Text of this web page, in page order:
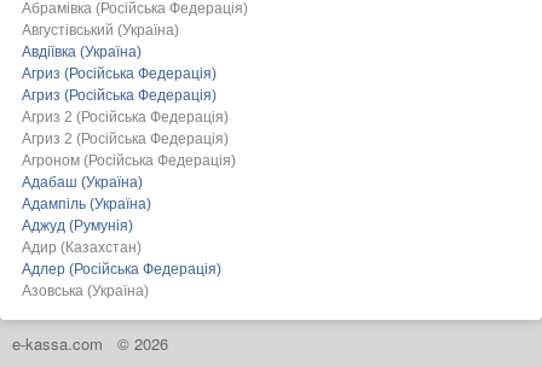
Абрамівка (Російська Федерація)
Августівський (Україна)
Авдіївка (Україна)
Агриз (Російська Федерація)
Агриз (Російська Федерація)
Агриз 2 (Російська Федерація)
Агриз 2 (Російська Федерація)
Агроном (Російська Федерація)
Адабаш (Україна)
Адампіль (Україна)
Аджуд (Румунія)
Адир (Казахстан)
Адлер (Російська Федерація)
Азовська (Україна)
e-kassa.com © 2026